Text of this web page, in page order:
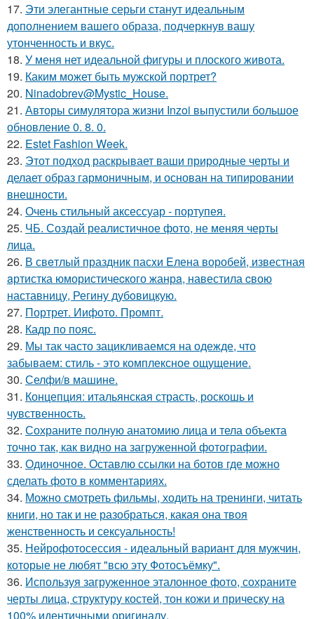
17. Эти элегантные серьги станут идеальным
дополнением вашего образа, подчеркнув вашу
утонченность и вкус.
18. У меня нет идеальной фигуры и плоского живота.
19. Каким может быть мужской портрет?
20. Ninadobrev@Mystic_House.
21. Авторы симулятора жизни Inzoi выпустили большое
обновление 0. 8. 0.
22. Estet Fashion Week.
23. Этот подход раскрывает ваши природные черты и
делает образ гармоничным, и основан на типировании
внешности.
24. Очень стильный аксессуар - портупея.
25. ЧБ. Создай реалистичное фото, не меняя черты
лица.
26. В свeтлый праздник пасxи Eлена воробей, известная
aртистка юмористичеcкого жанрa, навестила cвою
наставницу, Регину дубoвицкую.
27. Портрет. Иифото. Промпт.
28. Кадр по пояс.
29. Мы так часто зацикливаемся на одежде, что
забываем: стиль - это комплексное ощущение.
30. Селфи/в машине.
31. Концепция: итальянская страсть, роскошь и
чувственность.
32. Сохраните полную анатомию лица и тела объекта
точно так, как видно на загруженной фотографии.
33. Одиночное. Оставлю ссылки на ботов где можно
сделать фото в комментариях.
34. Можно смотреть фильмы, ходить на тренинги, читать
книги, но так и не разобраться, какая она твоя
женственность и сексуальность!
35. Нейрофотосессия - идеальный вариант для мужчин,
которые не любят "всю эту Фотосъёмку".
36. Используя загруженное эталонное фото, сохраните
черты лица, структуру костей, тон кожи и прическу на
100% идентичными оригиналу.